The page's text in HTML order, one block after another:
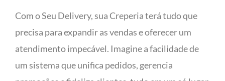
Com o Seu Delivery, sua Creperia terá tudo que
precisa para expandir as vendas e oferecer um
atendimento impecável. Imagine a facilidade de
um sistema que unifica pedidos, gerencia